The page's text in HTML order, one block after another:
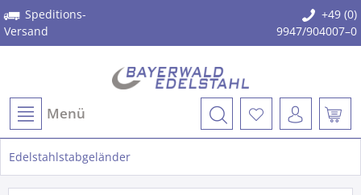
Speditions-
Versand
+49 (0)
9947/904007–0
Menü
Edelstahlstabgeländer